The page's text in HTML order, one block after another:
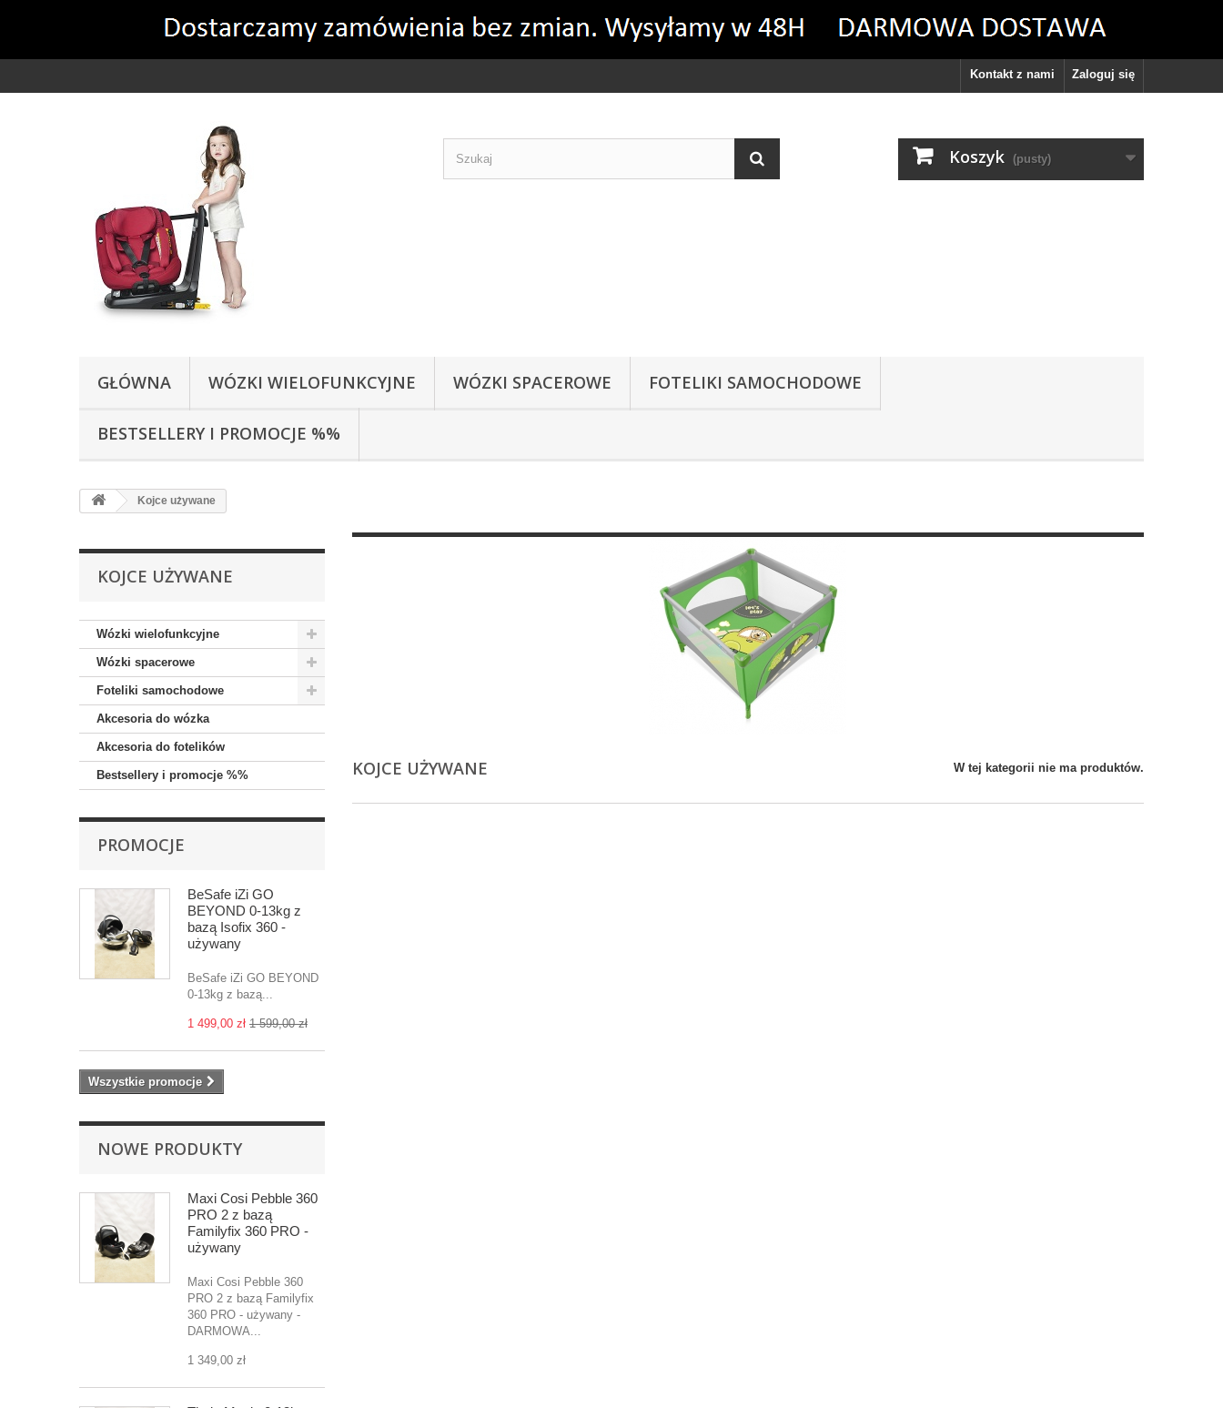
Zaloguj się
Kontakt z nami
Koszyk (pusty)
GŁÓWNA WÓZKI WIELOFUNKCYJNE WÓZKI SPACEROWE FOTELIKI SAMOCHODOWE
BESTSELLERY I PROMOCJE %%
Kojce używane
KOJCE UŻYWANE
Wózki wielofunkcyjne
Wózki spacerowe
Foteliki samochodowe
Akcesoria do wózka
Akcesoria do fotelików
Bestsellery i promocje %%
PROMOCJE
BeSafe iZi GO
BEYOND 0-13kg z
bazą Isofix 360 -
używany
BeSafe iZi GO BEYOND
0-13kg z bazą...
1 499,00 zł 1 599,00 zł
Wszystkie promocje
NOWE PRODUKTY
Maxi Cosi Pebble 360
PRO 2 z bazą
Familyfix 360 PRO -
używany
Maxi Cosi Pebble 360
PRO 2 z bazą Familyfix
360 PRO - używany -
DARMOWA...
1 349,00 zł
KOJCE UŻYWANE W tej kategorii nie ma produktów.